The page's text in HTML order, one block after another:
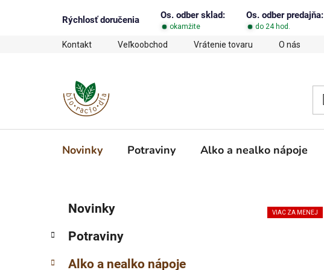
Rýchlosť doručenia Os. odber sklad: Os. odber predajňa:
okamžite do 24 hod.
Kontakt Veľkoobchod Vrátenie tovaru O nás
Novinky Potraviny Alko a nealko nápoje
č
ý
kategórie
e
ó
Novinky
Potraviny
Alko a nealko nápoje
VIAC ZA MENEJ